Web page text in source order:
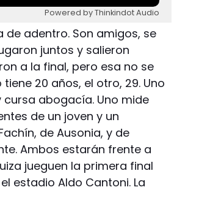
Powered by Thinkindot Audio
adentro. Son amigos, se
juntos y salieron
a la final, pero esa no se
20 años, el otro, 29. Uno
abogacía. Uno mide
de un joven y un
de Ausonia, y de
Ambos estarán frente a
jueguen la primera final
estadio Aldo Cantoni. La